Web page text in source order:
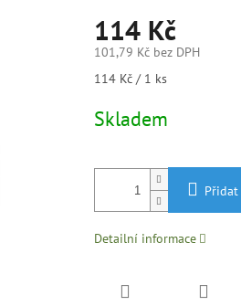
114 Kč
101,79 Kč bez DPH
Měrná
114 Kč / 1 ks
Skladem
Detailní informace